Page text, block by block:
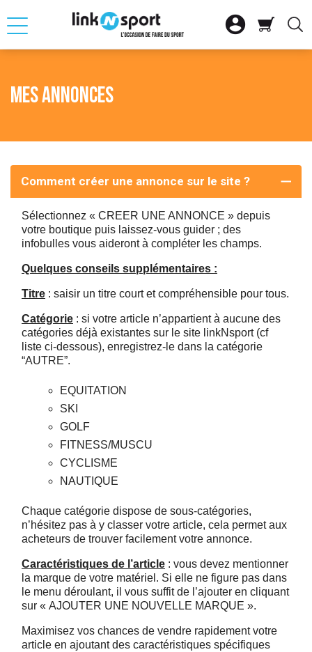

AUTRES
LOT SKIS
ACCESSOIRES
MUSCU 

VELO
ACCESSOIRES
VELO ENFANT

ACCESSOIRES
DE RAQUETTE
Mes annonces
Comment créer une annonce sur le site ?
Sélectionnez « CREER UNE ANNONCE » depuis
votre boutique puis laissez-vous guider ; des
infobulles vous aideront à compléter les champs.
Quelques conseils supplémentaires :
Titre : saisir un titre court et compréhensible pour tous.
Catégorie : si votre article n’appartient à aucune des
catégories déjà existantes sur le site linkNsport (cf
liste ci-dessous), enregistrez-le dans la catégorie
“AUTRE”.
EQUITATION
SKI
GOLF
FITNESS/MUSCU
CYCLISME
NAUTIQUE
Chaque catégorie dispose de sous-catégories,
n’hésitez pas à y classer votre article, cela permet aux
acheteurs de trouver facilement votre annonce.
Caractéristiques de l’article : vous devez mentionner
la marque de votre matériel. Si elle ne figure pas dans
le menu déroulant, il vous suffit de l’ajouter en cliquant
sur « AJOUTER UNE NOUVELLE MARQUE ».
Maximisez vos chances de vendre rapidement votre
article en ajoutant des caractéristiques spécifiques